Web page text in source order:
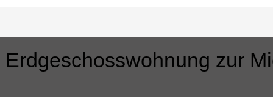
(ca. 120 m²) in Abbendorf
zur